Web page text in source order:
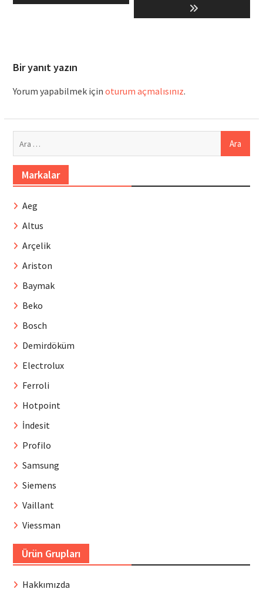
Bir yanıt yazın
Yorum yapabilmek için oturum açmalısınız.
Markalar
Aeg
Altus
Arçelik
Ariston
Baymak
Beko
Bosch
Demirdöküm
Electrolux
Ferroli
Hotpoint
İndesit
Profilo
Samsung
Siemens
Vaillant
Viessman
Ürün Grupları
Hakkımızda